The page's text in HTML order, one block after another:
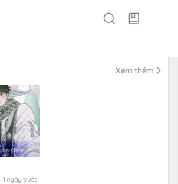
Xem thêm
1 ngày trước